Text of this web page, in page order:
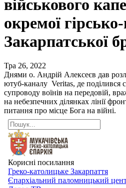
військового
окремої
Закарпатської
Тра 26, 2022
Днями о. Андрій Алексеєв дав
ютуб-каналу Veritas, де поділився
супроводу воїнів на передовій,
на небезпечних ділянках лінії
питання про місце Бога на війні.